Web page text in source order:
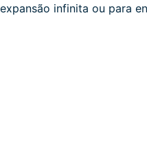
infinita ou para